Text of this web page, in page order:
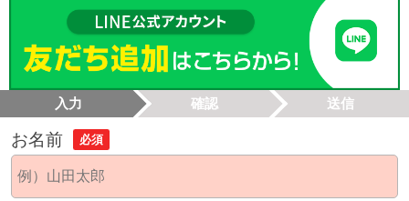
入力 確認 送信
お名前 必須